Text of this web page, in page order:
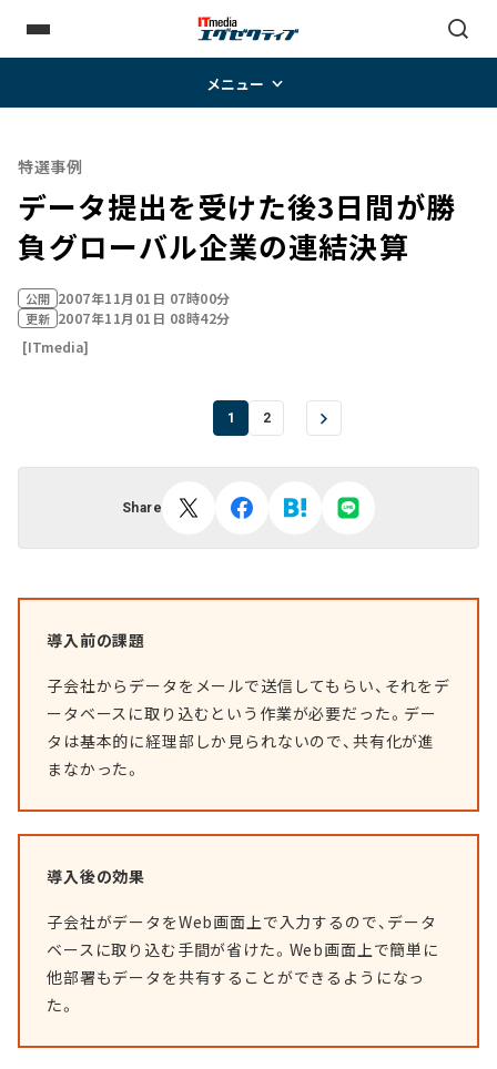
メニュー
特選事例
データ提出を受けた後3日間が勝
負――グローバル企業の連結決算
公開 2007年11月01日 07時00分
更新 2007年11月01日 08時42分
[ITmedia]
1 2
Share
導入前の課題
子会社からデータをメールで送信してもらい、それをデ
ータベースに取り込むという作業が必要だった。デー
タは基本的に経理部しか見られないので、共有化が進
まなかった。
導入後の効果
子会社がデータをWeb画面上で入力するので、データ
ベースに取り込む手間が省けた。Web画面上で簡単に
他部署もデータを共有することができるようになっ
た。